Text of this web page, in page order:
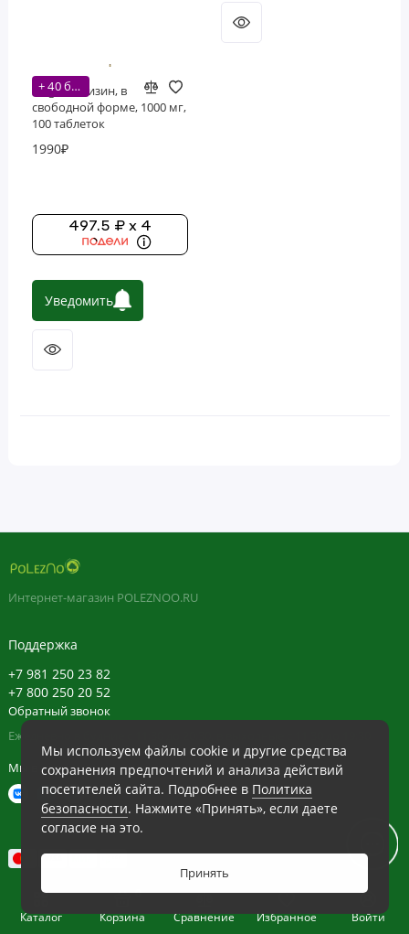
Каталог Корзина
0
Сравнение
Избранное Войти
+ 40 бонусов
Solgar, L-лизин, в
свободной форме, 1000 мг,
100 таблеток
1990₽
497.5 ₽ x 4
Уведомить
Мы используем файлы cookie и другие средства
сохранения предпочтений и анализа действий
посетителей сайта. Подробнее в Политика
безопасности. Нажмите «Принять», если даете
согласие на это.
Принять
Интернет-магазин POLEZNOO.RU
Поддержка
+7 981 250 23 82
+7 800 250 20 52
Обратный звонок
Ежедневно в будние с 11:30 до 20:30, в выходные с 11:30 до 19:30
Мы в сети